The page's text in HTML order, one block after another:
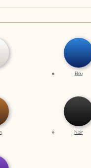
Bleu
Noir